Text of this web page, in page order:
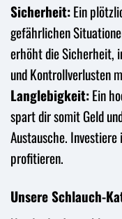
Sicherheit:Ein
gefährlichen
erhöht die Sicherheit,
und Kontrollverlusten
Langlebigkeit:Ein
spart dir somit Geld
Austausche.
profitieren.
Unsere Schlauch-